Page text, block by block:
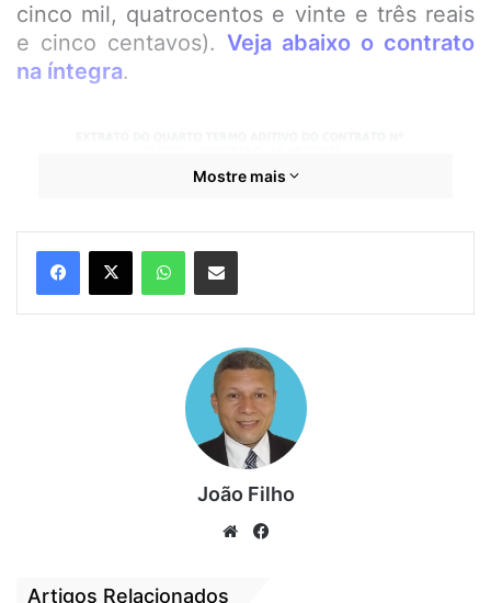
cinco mil, quatrocentos e vinte e três reais
e cinco centavos). Veja abaixo o contrato
na íntegra.
Mostre mais
João Filho
We
Artigos Relacionados